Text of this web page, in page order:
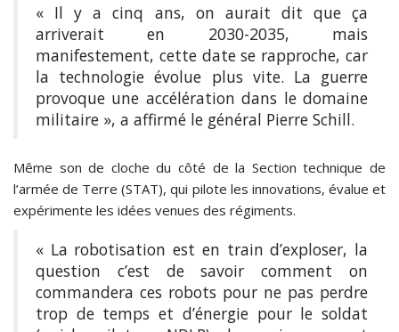
« Il y a cinq ans, on aurait dit que ça
arriverait en 2030-2035, mais
manifestement, cette date se rapproche, car
la technologie évolue plus vite. La guerre
provoque une accélération dans le domaine
militaire », a affirmé le général Pierre Schill.
Même son de cloche du côté de la Section technique de
l’armée de Terre (STAT), qui pilote les innovations, évalue et
expérimente les idées venues des régiments.
« La robotisation est en train d’exploser, la
question c’est de savoir comment on
commandera ces robots pour ne pas perdre
trop de temps et d’énergie pour le soldat